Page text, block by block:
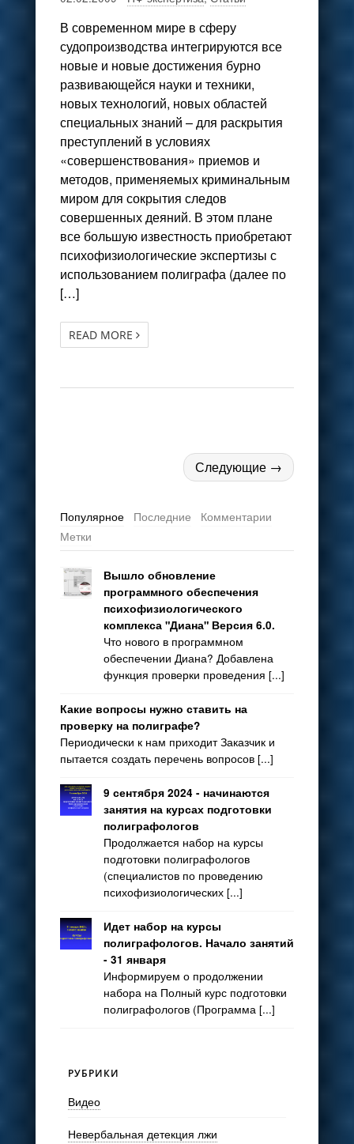
В современном мире в сферу
судопроизводства интегрируются все
новые и новые достижения бурно
развивающейся науки и техники,
новых технологий, новых областей
специальных знаний – для раскрытия
преступлений в условиях
«совершенствования» приемов и
методов, применяемых криминальным
миром для сокрытия следов
совершенных деяний. В этом плане
все большую известность приобретают
психофизиологические экспертизы с
использованием полиграфа (далее по
[…]
READ MORE
Следующие →
Популярное Последние
Комментарии
Метки
Вышло обновление
программного обеспечения
психофизиологического
комплекса "Диана" Версия 6.0.
Что нового в программном
обеспечении Диана? Добавлена
функция проверки проведения [...]
Какие вопросы нужно ставить на
проверку на полиграфе?
Периодически к нам приходит Заказчик и
пытается создать перечень вопросов [...]
9 сентября 2024 - начинаются
занятия на курсах подготовки
полиграфологов
Продолжается набор на курсы
подготовки полиграфологов
(специалистов по проведению
психофизиологических [...]
Идет набор на курсы
полиграфологов. Начало занятий
- 31 января
Информируем о продолжении
набора на Полный курс подготовки
полиграфологов (Программа [...]
РУБРИКИ
Видео
Невербальная детекция лжи